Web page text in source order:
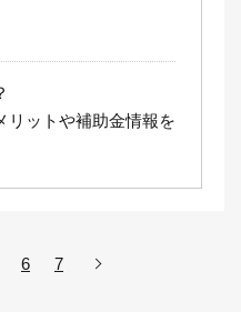
リットや補助金情報を
6 7